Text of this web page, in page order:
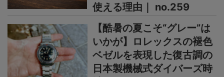
使える理由｜ no.259
【酷暑の夏こそ“グレー”は
いかが】ロレックスの褪色
ベゼルを表現した復古調の
日本製機械式ダイバーズ時